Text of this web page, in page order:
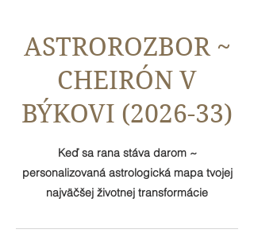
ASTROROZBOR ~
CHEIRÓN V
BÝKOVI (2026-33)
Keď sa rana stáva darom ~
personalizovaná astrologická mapa tvojej
najväčšej životnej transformácie